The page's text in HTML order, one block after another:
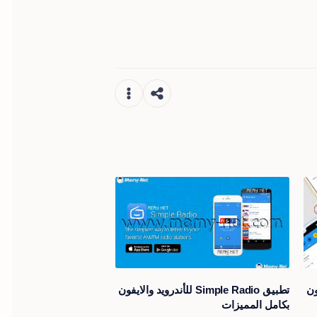
تطبيق Simple Radio للأندرويد والايفون
بكامل المميزات